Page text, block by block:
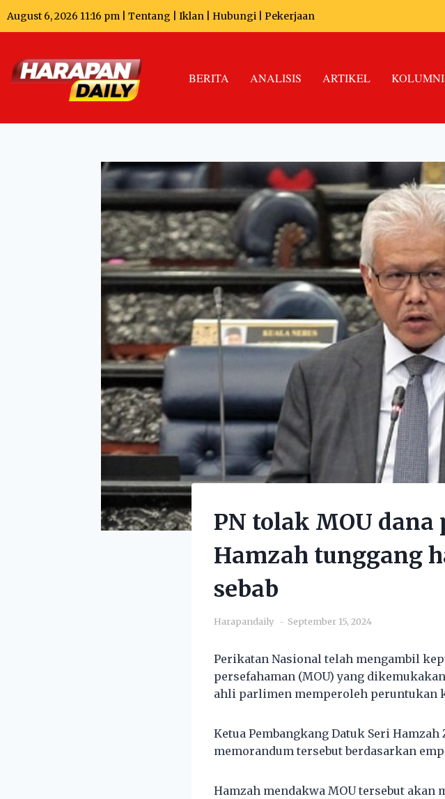
August 6, 2026 11:16 pm | Tentang Iklan Hubungi Pekerjaan
BERITA ANALISIS ARTIKEL
PN tolak MOU
Hamzah tunggang
sebab
Harapandaily September 15, 2024
Perikatan Nasional telah mengambil
persefahaman (MOU) yang
ahli parlimen memperoleh peruntukan
Ketua Pembangkang Datuk Seri
memorandum tersebut berdasarkan
Hamzah mendakwa MOU tersebut